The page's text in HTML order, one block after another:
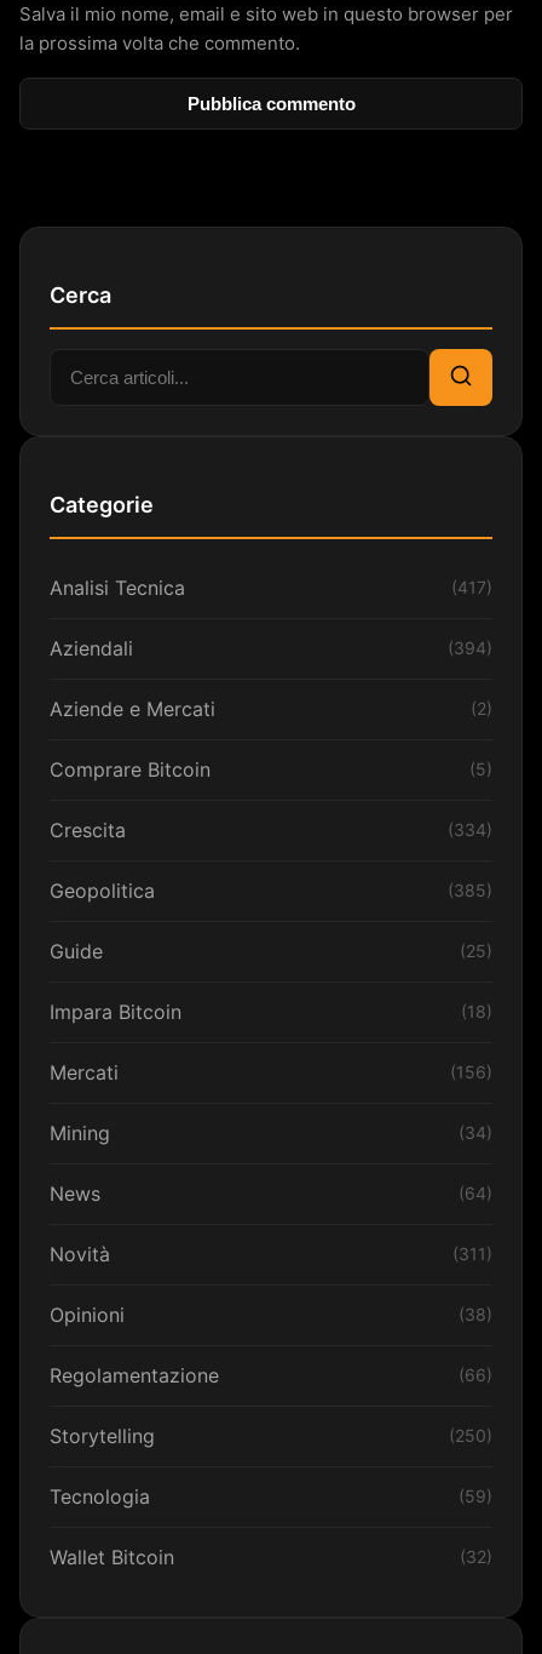
Salva il mio nome, email e sito web in questo browser per
la prossima volta che commento.
Cerca
Cerca:
Cerca
Categorie
Analisi Tecnica (417)
Aziendali (394)
Aziende e Mercati (2)
Comprare Bitcoin (5)
Crescita (334)
Geopolitica (385)
Guide (25)
Impara Bitcoin (18)
Mercati (156)
Mining (34)
News (64)
Novità (311)
Opinioni (38)
Regolamentazione (66)
Storytelling (250)
Tecnologia (59)
Wallet Bitcoin (32)